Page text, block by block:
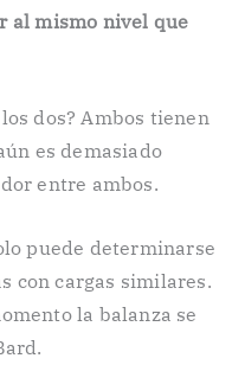
al mismo nivel que
dos? Ambos tienen
es demasiado
entre ambos.
puede determinarse
con cargas similares.
la balanza se